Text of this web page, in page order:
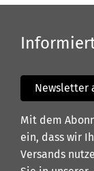
Newsletter
Mit dem
ein, dass wir
Versands